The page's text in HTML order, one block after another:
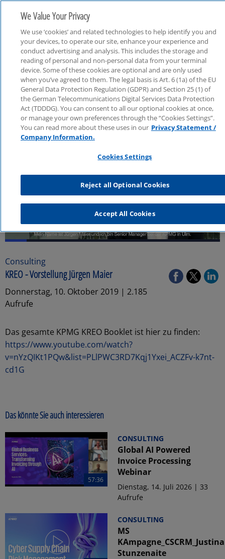
Consulting
Consulting
KREO - Vorstellung Jürgen Maier
Donnerstag, 10. Oktober 2019 | 2.185
Aufrufe
Das gesamte KPMG KREO Booklet ist hier zu finden:
https://www.youtube.com/watch?
v=nYzQIKt1PQw&list=PLlPWC3RD7Kqj1Yxei_ACZFv-k7nt-
cd1G
Das könnte Sie auch interessieren
57:36
CONSULTING
Global AI Powered
Invoice Processing
Webinar
Dienstag, 14. Juli 2026 | 33
Aufrufe
CONSULTING
MS
KAmpagne_CSCRM_Justina
Stunzenaite
We Value Your Privacy
We use ‘cookies’ and related technologies to help identify you and
your devices, to operate our site, enhance your experience and
conduct advertising and analysis. This includes the storage and
reading of personal and non-personal data from your terminal
device. Some of these cookies are optional and are only used
when you’ve agreed to them. The legal basis is Art. 6 (1a) of the EU
General Data Protection Regulation (GDPR) and Section 25 (1) of
the German Telecommunications Digital Services Data Protection
Act (TDDDG). You can consent to all our optional cookies at once,
or manage your own preferences through the “Cookies Settings”.
You can read more about these uses in our Privacy Statement /
Company Information.
Cookies Settings
Reject all Optional Cookies
Accept All Cookies